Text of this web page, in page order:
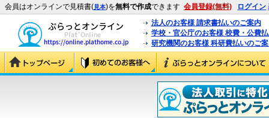
会員はオンラインで見積書(見本)を無料で作成できます 会員登録(無料) ログイン
法人のお客様 請求書払いのご案内
学校・官公庁のお客様 校費・公費
研究機関のお客様 科研費払いのご